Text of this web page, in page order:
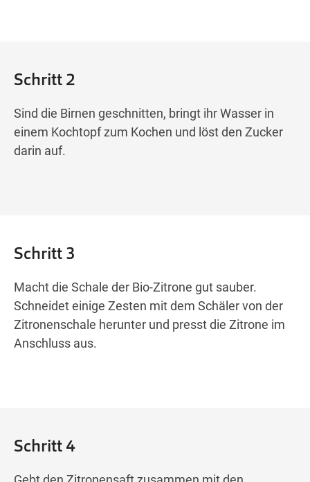
Schritt 2
Sind die Birnen geschnitten, bringt ihr Wasser in
einem Kochtopf zum Kochen und löst den Zucker
darin auf.
Schritt 3
Macht die Schale der Bio-Zitrone gut sauber.
Schneidet einige Zesten mit dem Schäler von der
Zitronenschale herunter und presst die Zitrone im
Anschluss aus.
Schritt 4